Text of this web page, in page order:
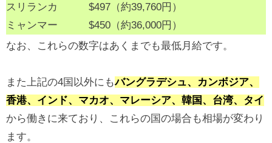
スリランカ $497（約39,760円）
ミャンマー $450（約36,000円）
なお、これらの数字はあくまでも最低月給です。
また上記の4国以外にもバングラデシュ、カンボジア、
香港、インド、マカオ、マレーシア、韓国、台湾、タイ
から働きに来ており、これらの国の場合も相場が変わり
ます。